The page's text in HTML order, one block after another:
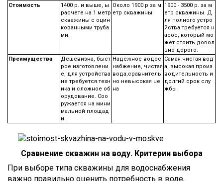
Стоимость
1400 р. и выше, ы
расчете на 1 метр
скважины с оцин
кованными труба
ми.
Около 1900 р за м
етр скважины.
1900 - 3500 р. за м
етр скважины. Д
ля полного устро
йства требуется н
асос, который мо
жет стоить довол
ьно дорого.
Преимущества
Дешевизна, быст
рое изготовлени
е, для устройства
не требуется техн
ика и сложное об
орудование. Соо
ружается на мини
мальной площад
и.
Надежное водос
набжение, чистая
вода,сравнитель
но невысокая це
на
Самая чистая вод
а, высокая произ
водительность и
долгий срок слу
жбы
Сравнение скважин на воду. Критерии выбора
При выборе типа скважины для водоснабжения
важно правильно оценить потребность в воде,